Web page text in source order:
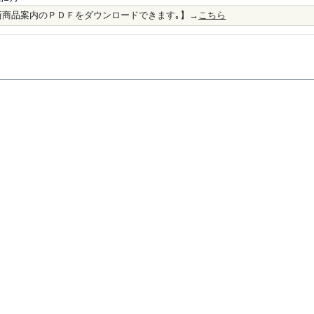
商品案内のＰＤＦをダウンロードできます｡】→ こちら